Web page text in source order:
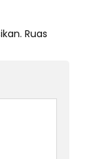
Ruas